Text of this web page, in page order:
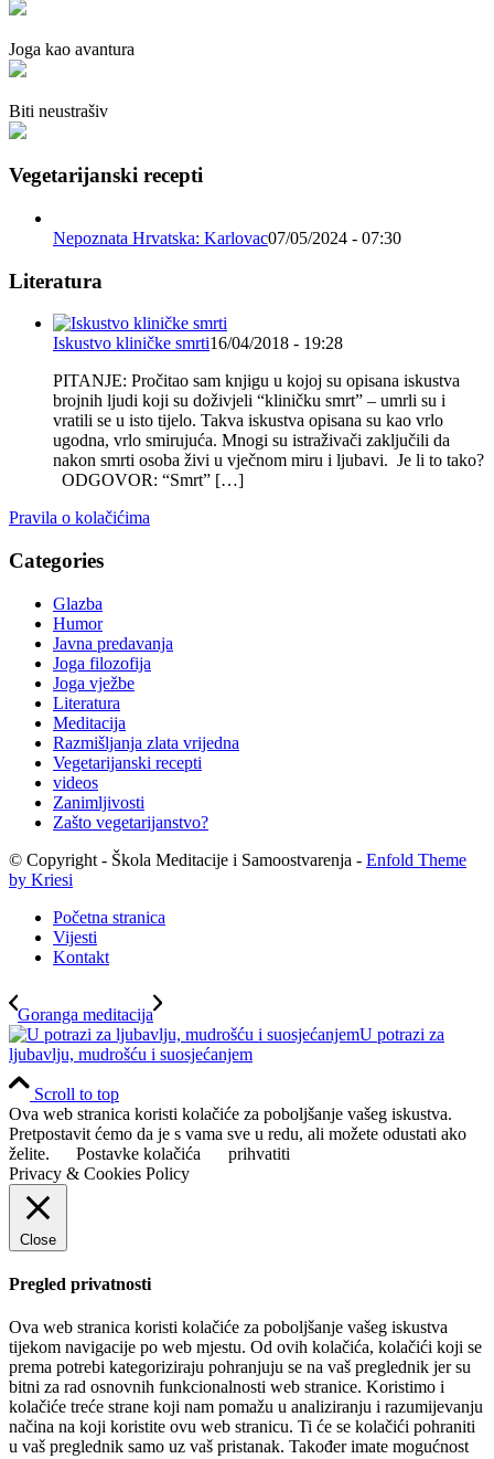
Joga kao avantura
Biti neustrašiv
Vegetarijanski recepti
Nepoznata Hrvatska: Karlovac07/05/2024 - 07:30
Literatura
Iskustvo kliničke smrti16/04/2018 - 19:28
PITANJE: Pročitao sam knjigu u kojoj su opisana iskustva
brojnih ljudi koji su doživjeli “kliničku smrt” – umrli su i
vratili se u isto tijelo. Takva iskustva opisana su kao vrlo
ugodna, vrlo smirujuća. Mnogi su istraživači zaključili da
nakon smrti osoba živi u vječnom miru i ljubavi. Je li to tako?
ODGOVOR: “Smrt” […]
Pravila o kolačićima
Categories
Glazba
Humor
Javna predavanja
Joga filozofija
Joga vježbe
Literatura
Meditacija
Razmišljanja zlata vrijedna
Vegetarijanski recepti
videos
Zanimljivosti
Zašto vegetarijanstvo?
© Copyright - Škola Meditacije i Samoostvarenja - Enfold Theme
by Kriesi
Početna stranica
Vijesti
Kontakt
Goranga meditacija
U potrazi za
ljubavlju, mudrošću i suosjećanjem
Scroll to top
Ova web stranica koristi kolačiće za poboljšanje vašeg iskustva.
Pretpostavit ćemo da je s vama sve u redu, ali možete odustati ako
želite.
Postavke kolačića
prihvatiti
Privacy & Cookies Policy
Close
Pregled privatnosti
Ova web stranica koristi kolačiće za poboljšanje vašeg iskustva
tijekom navigacije po web mjestu. Od ovih kolačića, kolačići koji se
prema potrebi kategoriziraju pohranjuju se na vaš preglednik jer su
bitni za rad osnovnih funkcionalnosti web stranice. Koristimo i
kolačiće treće strane koji nam pomažu u analiziranju i razumijevanju
načina na koji koristite ovu web stranicu. Ti će se kolačići pohraniti
u vaš preglednik samo uz vaš pristanak. Također imate mogućnost